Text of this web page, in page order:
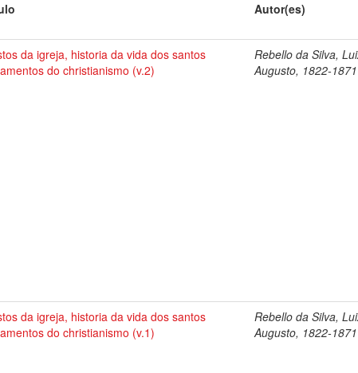
Autor(es)
da igreja, historia da vida dos santos
do christianismo (v.2)
Rebello da Silva,
Augusto, 1822-1871
da igreja, historia da vida dos santos
do christianismo (v.1)
Rebello da Silva,
Augusto, 1822-1871